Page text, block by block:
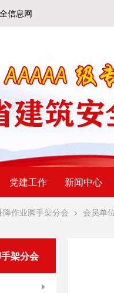
信息网
党建工作 新闻中心
降作业脚手架分会 > 会员单
架分会